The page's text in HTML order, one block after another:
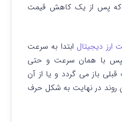
که پس از یک کاهش قیمت
ارز دیجیتال ابتدا به سرعت
با همان سرعت و حتی
باز می گردد و یا از آن
روند در نهایت به شکل حرف